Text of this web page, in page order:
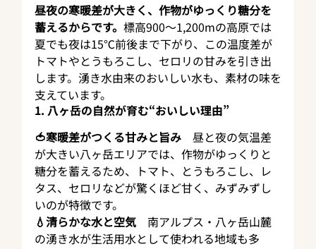
昼夜の寒暖差が大きく、作物がゆっくり糖分を
蓄えるからです。 標高900〜1,200mの高原では
夏でも夜は15℃前後まで下がり、この温度差が
トマトやとうもろこし、セロリの甘みを引き出
します。湧き水由来のおいしい水も、素材の味を
支えています。
1. 八ヶ岳の自然が育む“おいしい理由”
🍅寒暖差がつくる甘みと旨み 昼と夜の気温差
が大きい八ヶ岳エリアでは、作物がゆっくりと
糖分を蓄えるため、トマト、とうもろこし、レ
タス、セロリなどが驚くほど甘く、みずみずし
いのが特徴です。
💧清らかな水と空気 南アルプス・八ヶ岳山麓
の湧き水が生活用水として使われる地域も多